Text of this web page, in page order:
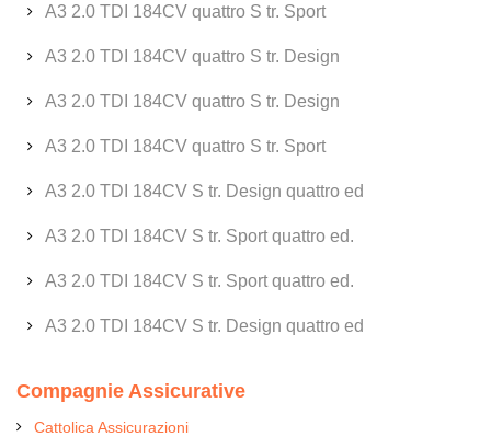
A3 2.0 TDI 184CV quattro S tr. Sport
A3 2.0 TDI 184CV quattro S tr. Design
A3 2.0 TDI 184CV quattro S tr. Design
A3 2.0 TDI 184CV quattro S tr. Sport
A3 2.0 TDI 184CV S tr. Design quattro ed
A3 2.0 TDI 184CV S tr. Sport quattro ed.
A3 2.0 TDI 184CV S tr. Sport quattro ed.
A3 2.0 TDI 184CV S tr. Design quattro ed
Compagnie Assicurative
Cattolica Assicurazioni